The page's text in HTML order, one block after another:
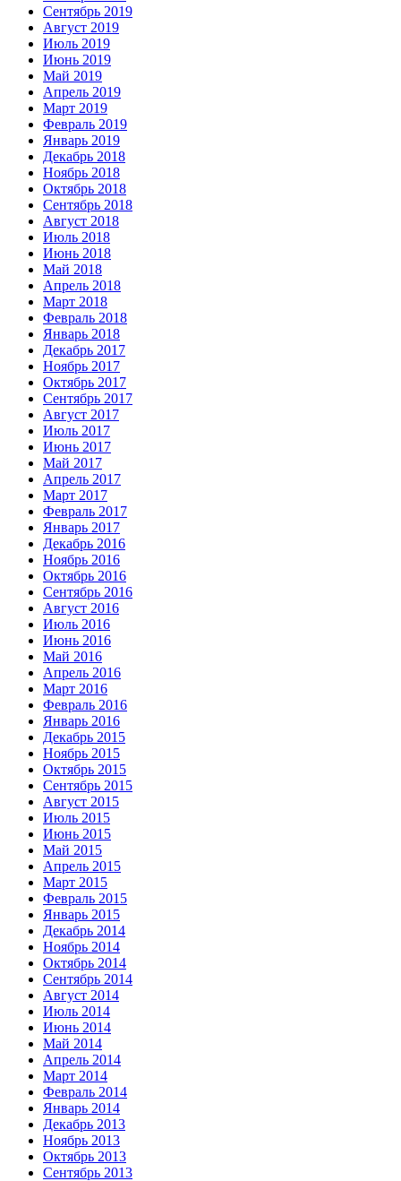
Сентябрь 2019
Август 2019
Июль 2019
Июнь 2019
Май 2019
Апрель 2019
Март 2019
Февраль 2019
Январь 2019
Декабрь 2018
Ноябрь 2018
Октябрь 2018
Сентябрь 2018
Август 2018
Июль 2018
Июнь 2018
Май 2018
Апрель 2018
Март 2018
Февраль 2018
Январь 2018
Декабрь 2017
Ноябрь 2017
Октябрь 2017
Сентябрь 2017
Август 2017
Июль 2017
Июнь 2017
Май 2017
Апрель 2017
Март 2017
Февраль 2017
Январь 2017
Декабрь 2016
Ноябрь 2016
Октябрь 2016
Сентябрь 2016
Август 2016
Июль 2016
Июнь 2016
Май 2016
Апрель 2016
Март 2016
Февраль 2016
Январь 2016
Декабрь 2015
Ноябрь 2015
Октябрь 2015
Сентябрь 2015
Август 2015
Июль 2015
Июнь 2015
Май 2015
Апрель 2015
Март 2015
Февраль 2015
Январь 2015
Декабрь 2014
Ноябрь 2014
Октябрь 2014
Сентябрь 2014
Август 2014
Июль 2014
Июнь 2014
Май 2014
Апрель 2014
Март 2014
Февраль 2014
Январь 2014
Декабрь 2013
Ноябрь 2013
Октябрь 2013
Сентябрь 2013